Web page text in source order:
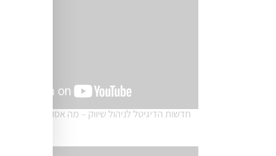
חדשות הדיגיטל לניהול שיווק – מה אסור לפספס במאי 2025?